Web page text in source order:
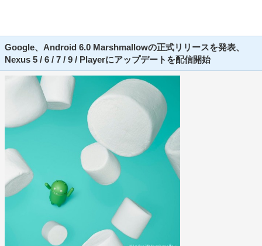
Google、Android 6.0 Marshmallowの正式リリースを発表、
Nexus 5 / 6 / 7 / 9 / Playerにアップデートを配信開始